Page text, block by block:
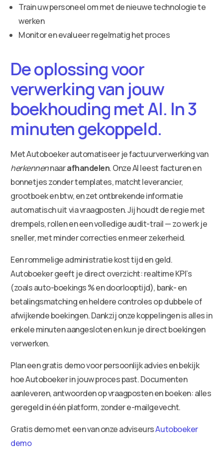
Train uw personeel om met de nieuwe technologie te
werken
Monitor en evalueer regelmatig het proces
De oplossing voor
verwerking van jouw
boekhouding met AI. In 3
minuten gekoppeld.
Met Autoboeker automatiseer je factuurverwerking van
herkennennaarafhandelen. Onze AI leest facturen en
bonnetjes zonder templates, matcht leverancier,
grootboek en btw, en zet ontbrekende informatie
automatisch uit via vraagposten. Jij houdt de regie met
drempels, rollen en een volledige audit-trail — zo werk je
sneller, met minder correcties en meer zekerheid.
Een rommelige administratie kost tijd en geld.
Autoboeker geeft je direct overzicht: realtime KPI’s
(zoals auto-boekings % en doorlooptijd), bank- en
betalingsmatching en heldere controles op dubbele of
afwijkende boekingen. Dankzij onze koppelingen is alles in
enkele minuten aangesloten en kun je direct boekingen
verwerken.
Plan een gratis demo voor persoonlijk advies en bekijk
hoe Autoboeker in jouw proces past. Documenten
aanleveren, antwoorden op vraagposten en boeken: alles
geregeld in één platform, zonder e-mailgevecht.
Gratis demo met een van onze adviseursAutoboeker
demo